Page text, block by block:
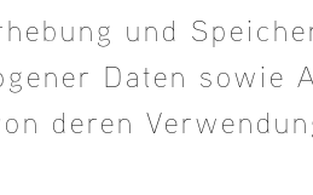
und
Daten sowie
deren